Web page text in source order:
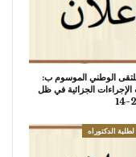
الوطني الموسوم ب:
الجزائية في ظل
لطلبة الدكتوراه